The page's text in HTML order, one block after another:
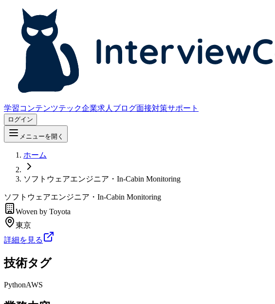
学習コンテンツテック企業求人 ブログ面接対策サポート
ログイン
メニューを開く
ホーム
ソフトウェアエンジニア・In-Cabin Monitoring
ソフトウェアエンジニア・In-Cabin Monitoring
Woven by Toyota
東京
詳細を見る
技術タグ
PythonAWS